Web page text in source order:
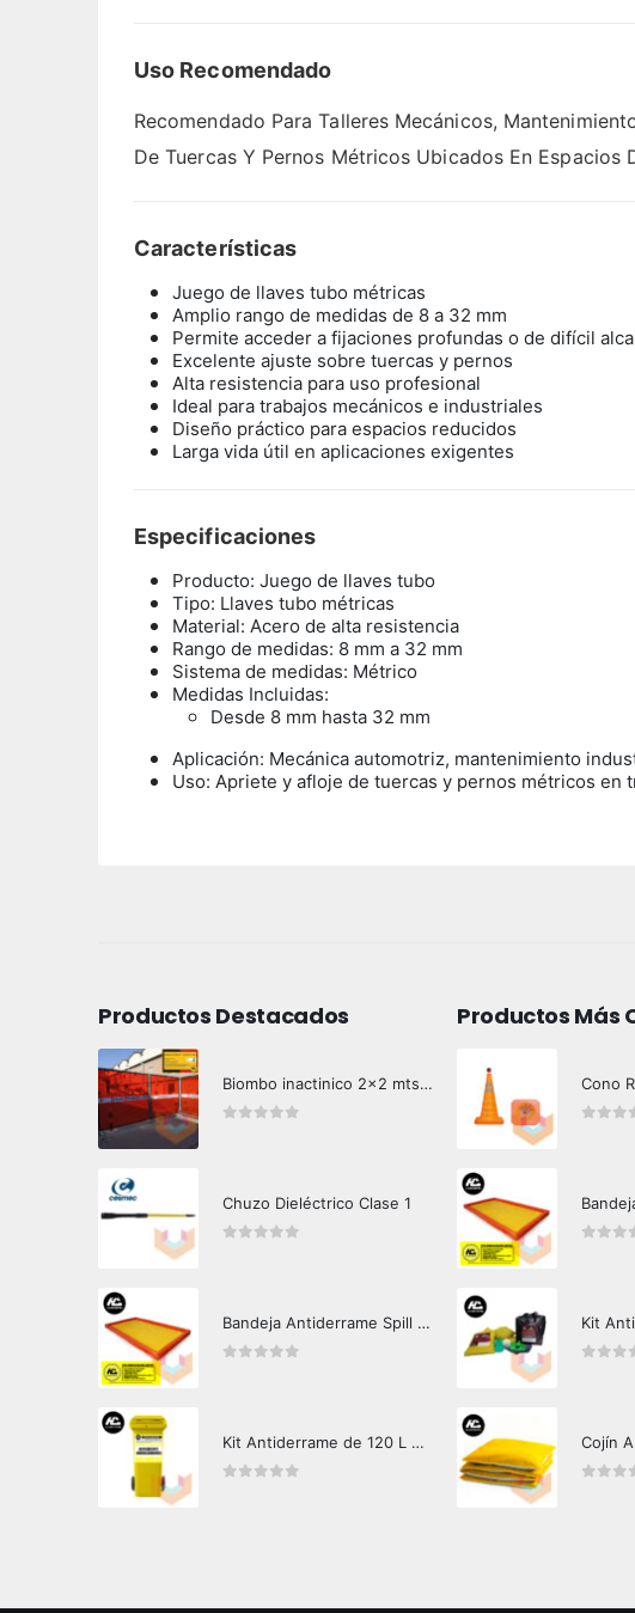
Uso Recomendado
Recomendado Para Talleres Mecánicos,
De Tuercas Y Pernos Métricos Ubicados En
Características
Juego de llaves tubo métricas
Amplio rango de medidas de 8 a 32 mm
Permite acceder a fijaciones profundas o de difícil
Excelente ajuste sobre tuercas y pernos
Alta resistencia para uso profesional
Ideal para trabajos mecánicos e industriales
Diseño práctico para espacios reducidos
Larga vida útil en aplicaciones exigentes
Especificaciones
Producto: Juego de llaves tubo
Tipo: Llaves tubo métricas
Material: Acero de alta resistencia
Rango de medidas: 8 mm a 32 mm
Sistema de medidas: Métrico
Medidas Incluidas:
Desde 8 mm hasta 32 mm
Aplicación: Mecánica automotriz, mantenimiento
Uso: Apriete y afloje de tuercas y pernos métricos en
Productos Destacados
Biombo inactinico 2x2 mts Hazard Control
Chuzo Dieléctrico Clase 1
Bandeja Antiderrame Spill Barrier 346 litros Certificada
Kit Antiderrame de 120 L Hazard Control (Hidrocarburos - Biodegradable)
Productos Más
Cono